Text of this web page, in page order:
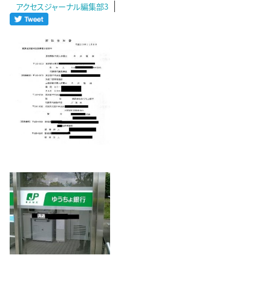
アクセスジャーナル編集部3